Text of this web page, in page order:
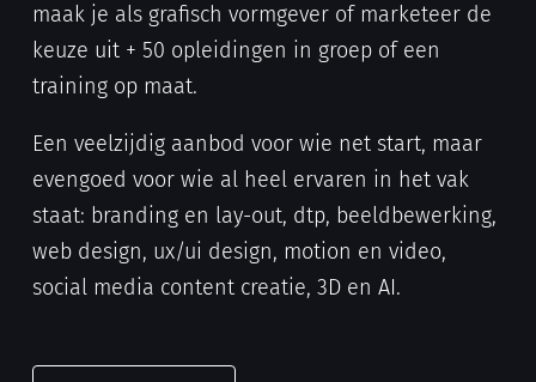
maak je als grafisch vormgever of marketeer de
keuze uit + 50 opleidingen in groep of een
training op maat.
Een veelzijdig aanbod voor wie net start, maar
evengoed voor wie al heel ervaren in het vak
staat: branding en lay-out, dtp, beeldbewerking,
web design, ux/ui design, motion en video,
social media content creatie, 3D en AI.